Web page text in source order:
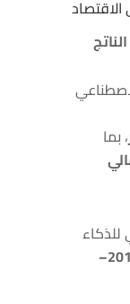
، بما
25.5% (2018–